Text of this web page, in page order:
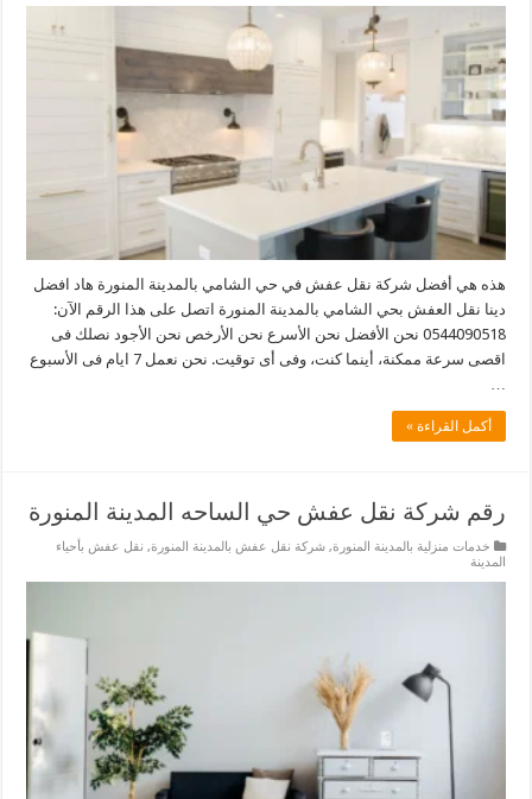
هذه هي أفضل شركة نقل عفش في حي الشامي بالمدينة المنورة هاد افضل
دينا نقل العفش بحي الشامي بالمدينة المنورة اتصل على هذا الرقم الآن:
0544090518 نحن الأفضل نحن الأسرع نحن الأرخص نحن الأجود نصلك فى
اقصى سرعة ممكنة، أينما كنت، وفى أى توقيت. نحن نعمل 7 ايام فى الأسبوع
…
أكمل القراءة »
رقم شركة نقل عفش حي الساحه المدينة المنورة
خدمات منزلية بالمدينة المنورة,شركة نقل عفش بالمدينة المنورة, نقل عفش بأحياء
المدينة